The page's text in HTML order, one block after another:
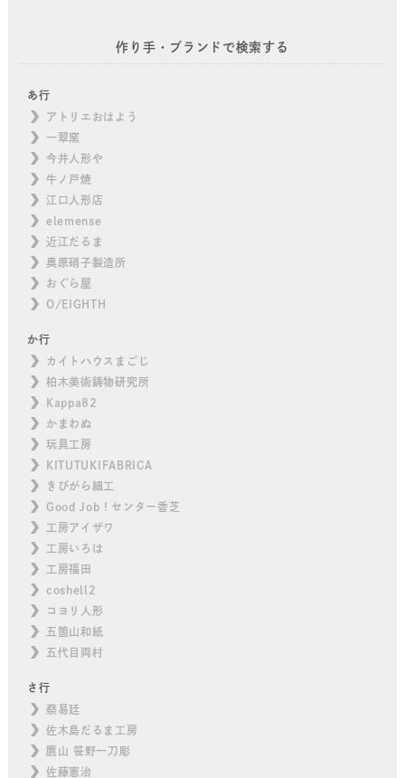
作り手・ブランドで検索する
あ行
アトリエおはよう
一翠窯
今井人形や
牛ノ戸焼
江口人形店
elemense
近江だるま
奥原硝子製造所
おぐら屋
O/EIGHTH
か行
カイトハウスまごじ
柏木美術鋳物研究所
Kappa82
かまわぬ
玩具工房
KITUTUKIFABRICA
きびがら細工
Good Job！センター香芝
工房アイザワ
工房いろは
工房福田
coshell2
コヨリ人形
五箇山和紙
五代目両村
さ行
蔡易廷
佐木島だるま工房
鷹山 笹野一刀彫
佐藤憲治